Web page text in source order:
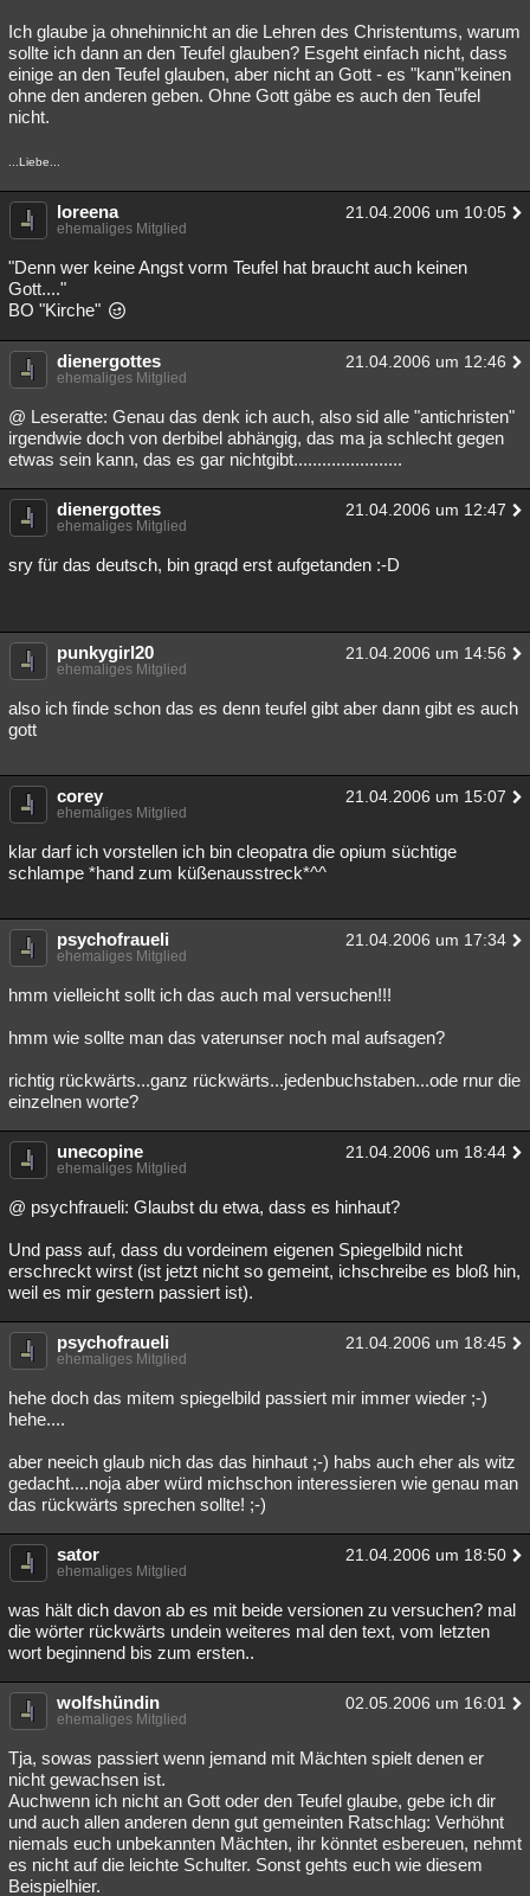
Ich glaube ja ohnehinnicht an die Lehren des Christentums, warum
sollte ich dann an den Teufel glauben? Esgeht einfach nicht, dass
einige an den Teufel glauben, aber nicht an Gott - es "kann"keinen
ohne den anderen geben. Ohne Gott gäbe es auch den Teufel
nicht.
...Liebe...
loreena 21.04.2006 um 10:05
ehemaliges Mitglied
"Denn wer keine Angst vorm Teufel hat braucht auch keinen
Gott...."
BO "Kirche"
dienergottes 21.04.2006 um 12:46
ehemaliges Mitglied
@ Leseratte: Genau das denk ich auch, also sid alle "antichristen"
irgendwie doch von derbibel abhängig, das ma ja schlecht gegen
etwas sein kann, das es gar nichtgibt.......................
dienergottes 21.04.2006 um 12:47
ehemaliges Mitglied
sry für das deutsch, bin graqd erst aufgetanden :-D
punkygirl20 21.04.2006 um 14:56
ehemaliges Mitglied
also ich finde schon das es denn teufel gibt aber dann gibt es auch
gott
corey 21.04.2006 um 15:07
ehemaliges Mitglied
klar darf ich vorstellen ich bin cleopatra die opium süchtige
schlampe *hand zum küßenausstreck*^^
psychofraueli 21.04.2006 um 17:34
ehemaliges Mitglied
hmm vielleicht sollt ich das auch mal versuchen!!!
hmm wie sollte man das vaterunser noch mal aufsagen?
richtig rückwärts...ganz rückwärts...jedenbuchstaben...ode rnur die
einzelnen worte?
unecopine 21.04.2006 um 18:44
ehemaliges Mitglied
@ psychfraueli: Glaubst du etwa, dass es hinhaut?
Und pass auf, dass du vordeinem eigenen Spiegelbild nicht
erschreckt wirst (ist jetzt nicht so gemeint, ichschreibe es bloß hin,
weil es mir gestern passiert ist).
psychofraueli 21.04.2006 um 18:45
ehemaliges Mitglied
hehe doch das mitem spiegelbild passiert mir immer wieder ;-)
hehe....
aber neeich glaub nich das das hinhaut ;-) habs auch eher als witz
gedacht....noja aber würd michschon interessieren wie genau man
das rückwärts sprechen sollte! ;-)
sator 21.04.2006 um 18:50
ehemaliges Mitglied
was hält dich davon ab es mit beide versionen zu versuchen? mal
die wörter rückwärts undein weiteres mal den text, vom letzten
wort beginnend bis zum ersten..
wolfshündin 02.05.2006 um 16:01
ehemaliges Mitglied
Tja, sowas passiert wenn jemand mit Mächten spielt denen er
nicht gewachsen ist.
Auchwenn ich nicht an Gott oder den Teufel glaube, gebe ich dir
und auch allen anderen denn gut gemeinten Ratschlag: Verhöhnt
niemals euch unbekannten Mächten, ihr könntet esbereuen, nehmt
es nicht auf die leichte Schulter. Sonst gehts euch wie diesem
Beispielhier.